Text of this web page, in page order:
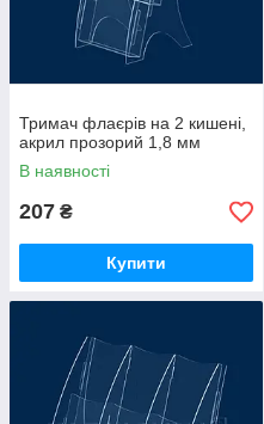
Тримач флаєрів на 2 кишені,
акрил прозорий 1,8 мм
В наявності
207 ₴
Купити